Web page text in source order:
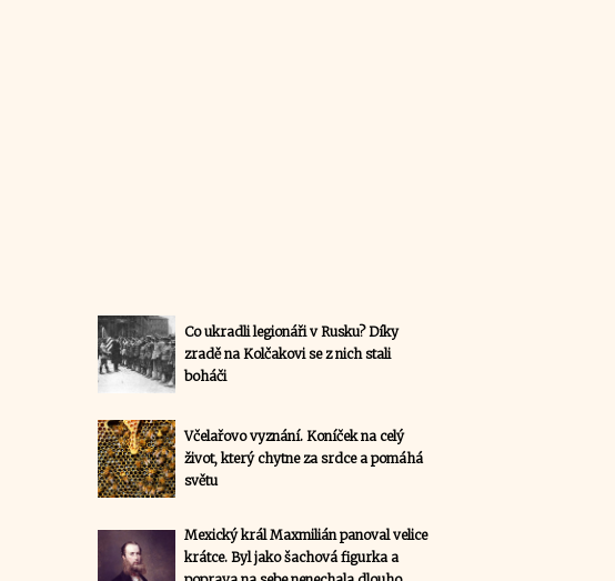
Co ukradli legionáři v Rusku? Díky
zradě na Kolčakovi se z nich stali
boháči
Včelařovo vyznání. Koníček na celý
život, který chytne za srdce a pomáhá
světu
Mexický král Maxmilián panoval velice
krátce. Byl jako šachová figurka a